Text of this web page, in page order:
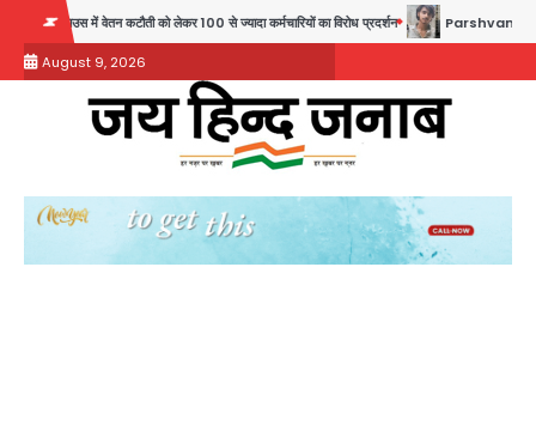
content
कटौती को लेकर 100 से ज्यादा कर्मचारियों का विरोध प्रदर्शन Parshvanath Building
August 9, 2026